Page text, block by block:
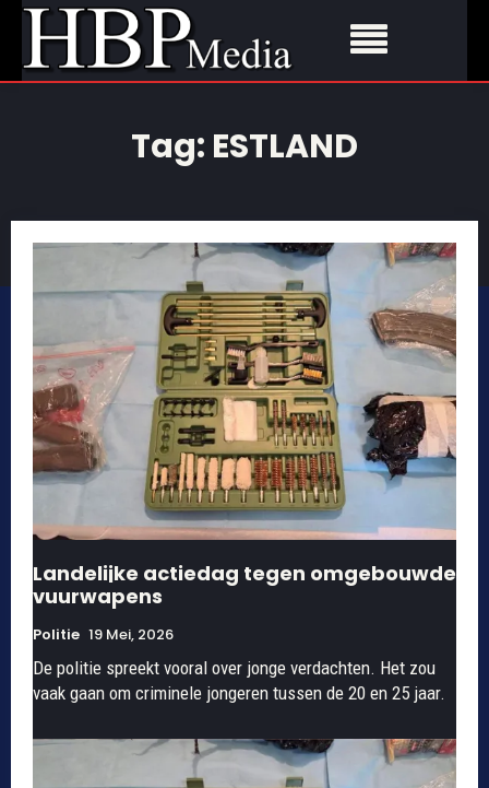
Tag: ESTLAND
Landelijke actiedag tegen omgebouwde
vuurwapens
Politie 19 Mei, 2026
De politie spreekt vooral over jonge verdachten. Het zou
vaak gaan om criminele jongeren tussen de 20 en 25 jaar.